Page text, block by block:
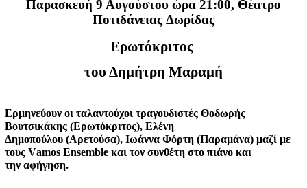
Παρασκευή 9 Αυγούστου ώρα 21:00, Θέατρο
Ποτιδάνειας Δωρίδας
Ερωτόκριτος
του Δημήτρη Μαραμή
Ερμηνεύουν οι ταλαντούχοι τραγουδιστέςΘοδωρής
Βουτσικάκης (Ερωτόκριτος),Ελένη
Δημοπούλου(Αρετούσα), Ιωάννα Φόρτη (Παραµάνα)μαζί με
τουςVamos Ensemble και τονσυνθέτη στο πιάνο και
την αφήγηση.